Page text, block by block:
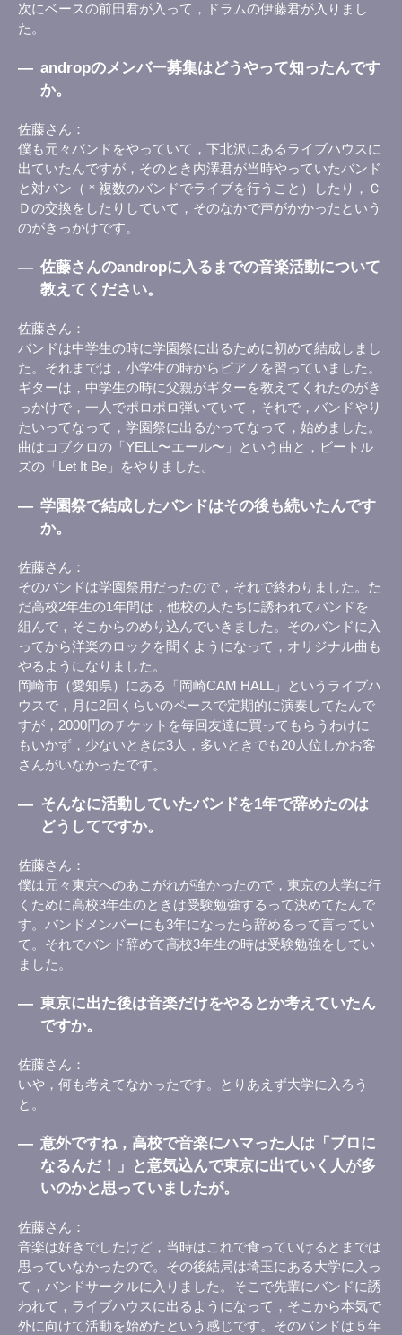
次にベースの前田君が入って，ドラムの伊藤君が入りまし
た。
― andropのメンバー募集はどうやって知ったんです
か。
佐藤さん
僕も元々バンドをやっていて，下北沢にあるライブハウスに
出ていたんですが，そのとき内澤君が当時やっていたバンド
と対バン（＊複数のバンドでライブを行うこと）したり，Ｃ
Ｄの交換をしたりしていて，そのなかで声がかかったという
のがきっかけです。
― 佐藤さんのandropに入るまでの音楽活動について
教えてください。
佐藤さん
バンドは中学生の時に学園祭に出るために初めて結成しまし
た。それまでは，小学生の時からピアノを習っていました。
ギターは，中学生の時に父親がギターを教えてくれたのがき
っかけで，一人でポロポロ弾いていて，それで，バンドやり
たいってなって，学園祭に出るかってなって，始めました。
曲はコブクロの「YELL〜エール〜」という曲と，ビートル
ズの「Let It Be」をやりました。
― 学園祭で結成したバンドはその後も続いたんです
か。
佐藤さん
そのバンドは学園祭用だったので，それで終わりました。た
だ高校2年生の1年間は，他校の人たちに誘われてバンドを
組んで，そこからのめり込んでいきました。そのバンドに入
ってから洋楽のロックを聞くようになって，オリジナル曲も
やるようになりました。
岡崎市（愛知県）にある「岡崎CAM HALL」というライブハ
ウスで，月に2回くらいのペースで定期的に演奏してたんで
すが，2000円のチケットを毎回友達に買ってもらうわけに
もいかず，少ないときは3人，多いときでも20人位しかお客
さんがいなかったです。
― そんなに活動していたバンドを1年で辞めたのは
どうしてですか。
佐藤さん
僕は元々東京へのあこがれが強かったので，東京の大学に行
くために高校3年生のときは受験勉強するって決めてたんで
す。バンドメンバーにも3年になったら辞めるって言ってい
て。それでバンド辞めて高校3年生の時は受験勉強をしてい
ました。
― 東京に出た後は音楽だけをやるとか考えていたん
ですか。
佐藤さん
いや，何も考えてなかったです。とりあえず大学に入ろう
と。
― 意外ですね，高校で音楽にハマった人は「プロに
なるんだ！」と意気込んで東京に出ていく人が多
いのかと思っていましたが。
佐藤さん
音楽は好きでしたけど，当時はこれで食っていけるとまでは
思っていなかったので。その後結局は埼玉にある大学に入っ
て，バンドサークルに入りました。そこで先輩にバンドに誘
われて，ライブハウスに出るようになって，そこから本気で
外に向けて活動を始めたという感じです。そのバンドは５年